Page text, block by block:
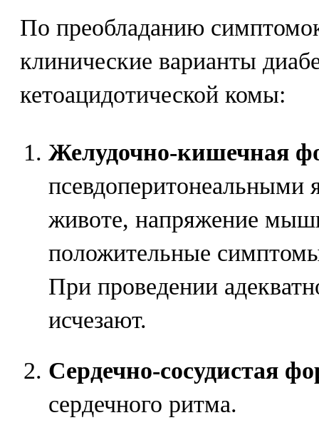
По преобладанию
клинические варианты
кетоацидотической комы:
Желудочно-кишечная
псевдоперитонеальными
животе, напряжение
положительные
При проведении
исчезают.
Сердечно-сосудистая
сердечного ритма.